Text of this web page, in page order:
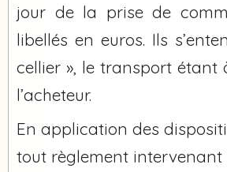
jour de la prise de
libellés en euros. Ils
cellier », le transport étant
l’acheteur.
En application des
tout règlement